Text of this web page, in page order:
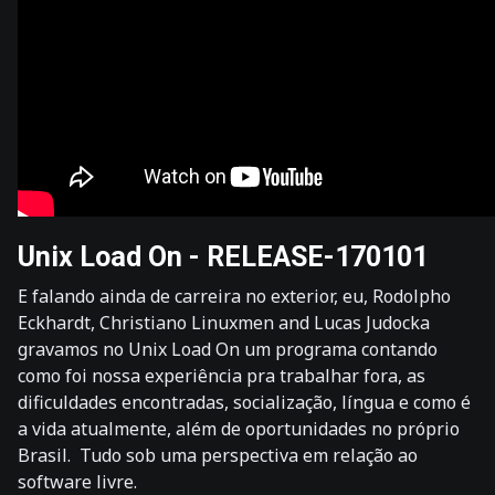
Unix Load On - RELEASE-170101
E falando ainda de carreira no exterior, eu, Rodolpho
Eckhardt, Christiano Linuxmen and Lucas Judocka
gravamos no Unix Load On um programa contando
como foi nossa experiência pra trabalhar fora, as
dificuldades encontradas, socialização, língua e como é
a vida atualmente, além de oportunidades no próprio
Brasil. Tudo sob uma perspectiva em relação ao
software livre.